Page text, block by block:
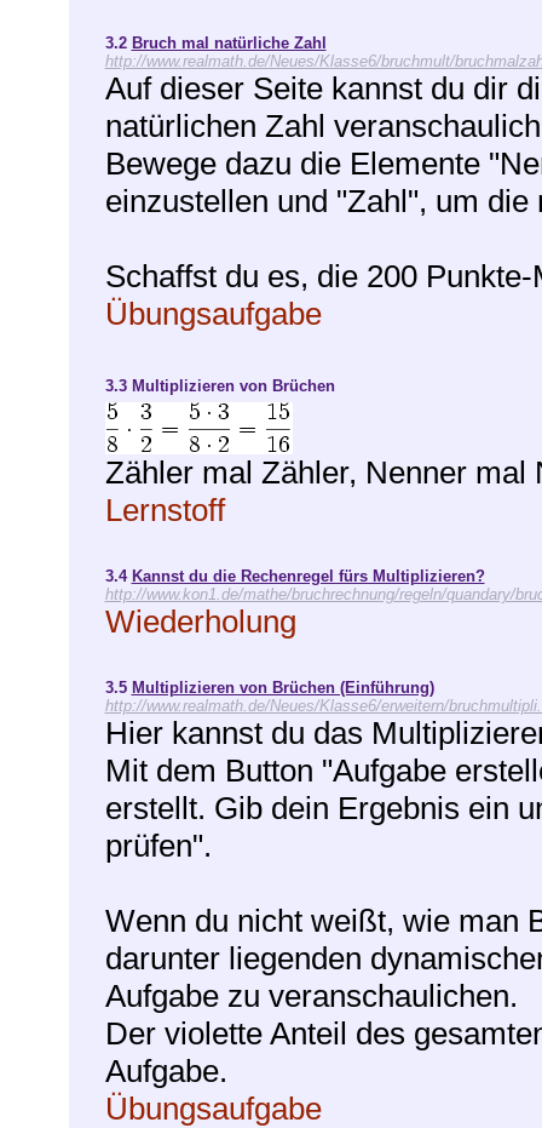
3.2 Bruch mal natürliche Zahl
http://www.realmath.de/Neues/Klasse6/bruchmult/
Auf dieser Seite kannst du dir
natürlichen Zahl
Bewege dazu die Elemente
einzustellen und "Zahl", um
Schaffst du es, die 200
Übungsaufgabe
3.3 Multiplizieren von Brüchen
Zähler mal Zähler, Nenner mal
Lernstoff
3.4 Kannst du die Rechenregel fürs Multiplizieren?
http://www.kon1.de/mathe/bruchrechnung/regeln/quandary/
Wiederholung
3.5 Multiplizieren von Brüchen (Einführung)
http://www.realmath.de/Neues/Klasse6/erweitern/
Hier kannst du das
Mit dem Button "Aufgabe
erstellt. Gib dein Ergebnis ein
prüfen".
Wenn du nicht weißt, wie man
darunter liegenden
Aufgabe zu veranschaulichen.
Der violette Anteil des
Aufgabe.
Übungsaufgabe